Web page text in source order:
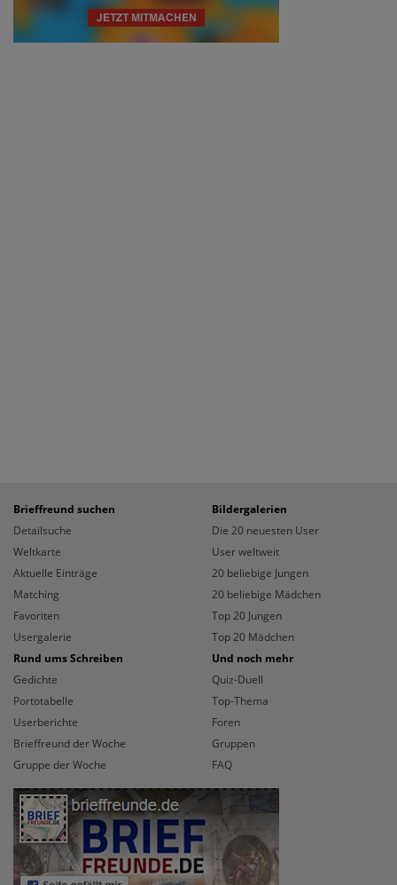
Brieffreund suchen
Detailsuche
Weltkarte
Aktuelle Einträge
Matching
Favoriten
Usergalerie
Bildergalerien
Die 20 neuesten User
User weltweit
20 beliebige Jungen
20 beliebige Mädchen
Top 20 Jungen
Top 20 Mädchen
Rund ums Schreiben
Gedichte
Portotabelle
Userberichte
Brieffreund der Woche
Gruppe der Woche
Und noch mehr
Quiz-Duell
Top-Thema
Foren
Gruppen
FAQ